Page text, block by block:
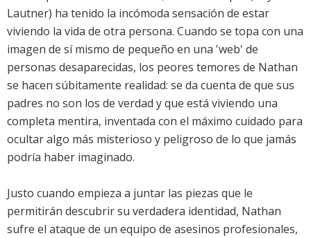
Lautner) ha tenido la incómoda sensación de estar
viviendo la vida de otra persona. Cuando se topa con una
imagen de sí mismo de pequeño en una 'web' de
personas desaparecidas, los peores temores de Nathan
se hacen súbitamente realidad: se da cuenta de que sus
padres no son los de verdad y que está viviendo una
completa mentira, inventada con el máximo cuidado para
ocultar algo más misterioso y peligroso de lo que jamás
podría haber imaginado.
Justo cuando empieza a juntar las piezas que le
permitirán descubrir su verdadera identidad, Nathan
sufre el ataque de un equipo de asesinos profesionales,